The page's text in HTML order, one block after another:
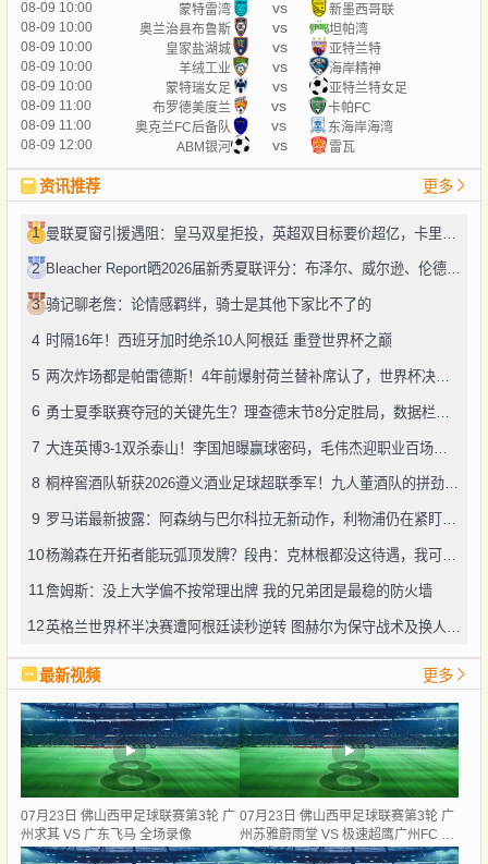
08-09 10:00
蒙特雷湾 vs
新墨西哥联
08-09 10:00
奥兰治县布鲁斯 vs
坦帕湾
08-09 10:00
皇家盐湖城 vs
亚特兰特
08-09 10:00
羊绒工业 vs
海岸精神
08-09 10:00
蒙特瑞女足 vs
亚特兰特女足
08-09 11:00
布罗德美度兰 vs
卡帕FC
08-09 11:00
奥克兰FC后备队 vs
东海岸海湾
08-09 12:00
ABM银河 vs 雷瓦
资讯推荐 更多
1
2 Bleacher Report晒2026届新秀夏联评分：布泽尔、威尔逊、伦德博格摘A
3 骑记聊老詹：论情感羁绊，骑士是其他下家比不了的
4 时隔16年！西班牙加时绝杀10人阿根廷 重登世界杯之巅
5 两次炸场都是帕雷德斯！4年前爆射荷兰替补席认了，世界杯决赛再演冲突
6
7 大连英博3-1双杀泰山！李国旭曝赢球密码，毛伟杰迎职业百场里程碑
8 桐梓窖酒队斩获2026遵义酒业足球超联季军！九人董酒队的拼劲太戳人
9 罗马诺最新披露：阿森纳与巴尔科拉无新动作，利物浦仍在紧盯目标
10 杨瀚森在开拓者能玩弧顶发牌？段冉：克林根都没这待遇，我可不太看好
11詹姆斯：没上大学偏不按常理出牌 我的兄弟团是最稳的防火墙
12
最新视频 更多
07月23日 佛山西甲足球联赛第3轮 广
州求其 VS 广东飞马 全场录像
07月23日 佛山西甲足球联赛第3轮 广
州苏雅蔚雨堂 VS 极速超鹰广州FC 全
场录像